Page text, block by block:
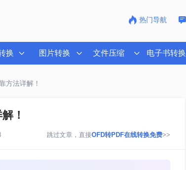
热门导航
换 图片转换 文件压缩 电子书转换
方法详解！
！
跳过文章，直接OFD转PDF在线转换免费>>